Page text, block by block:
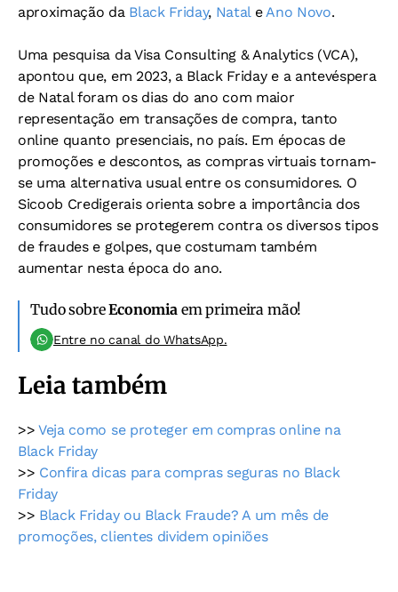
aproximação da Black Friday, Natal eAno Novo.
Uma pesquisa da Visa Consulting & Analytics (VCA),
apontou que, em 2023, a Black Friday e a antevéspera
de Natal foram os dias do ano com maior
representação em transações de compra, tanto
online quanto presenciais, no país. Em épocas de
promoções e descontos, as compras virtuais tornam-
se uma alternativa usual entre os consumidores. O
Sicoob Credigerais orienta sobre a importância dos
consumidores se protegerem contra os diversos tipos
de fraudes e golpes, que costumam também
aumentar nesta época do ano.
Tudo sobreEconomiaem primeira mão!
Entre no canal do WhatsApp.
Leia também
>>Veja como se proteger em compras online na
Black Friday
>> Confira dicas para compras seguras no Black
Friday
>> Black Friday ou Black Fraude? A um mês de
promoções, clientes dividem opiniões